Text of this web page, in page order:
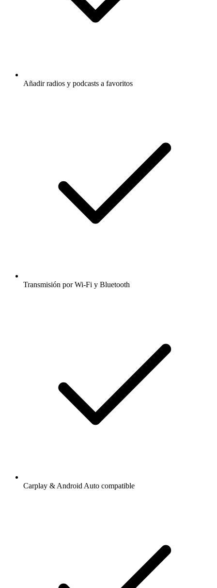
Añadir radios y podcasts a favoritos
Transmisión por Wi-Fi y Bluetooth
Carplay & Android Auto compatible